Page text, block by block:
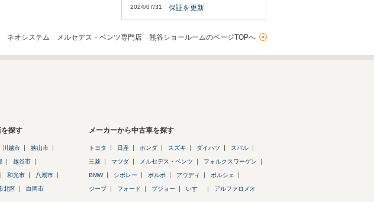
2024/07/31 保証を更新
ネオシステム メルセデス・ベンツ専門店 熊谷ショールームのページTOPへ
探す
川越市 狭山市
越谷市
和光市 八潮市
北区 白岡市
メーカーから中古車を探す
トヨタ 日産 ホンダ スズキ ダイハツ スバル
三菱 マツダ メルセデス・ベンツ フォルクスワーゲン
BMW シボレー ボルボ アウディ ポルシェ
ジープ フォード プジョー いすゞ アルファロメオ